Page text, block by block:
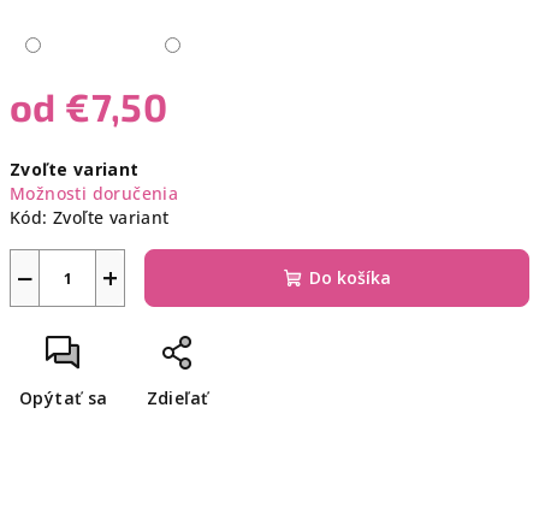
od €7,50
cena:
Zvoľte variant
Možnosti doručenia
Kód: Zvoľte variant
+
− Do košíka
Opýtať sa Zdieľať